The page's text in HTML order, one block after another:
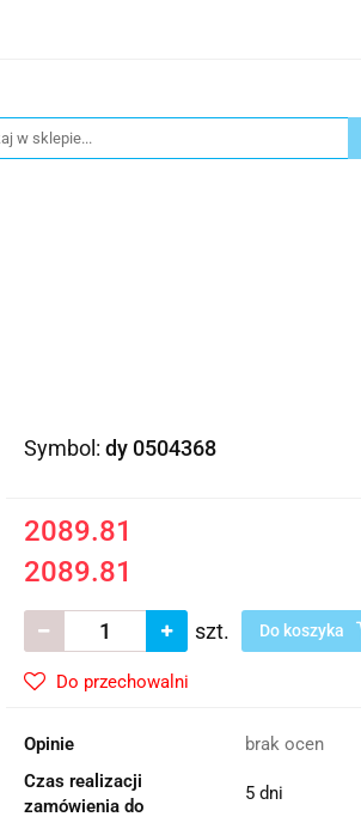
Kontakt
Symbol: dy 0504368
2089.81
2089.81
szt. Do koszyka
Do przechowalni
Opinie
brak ocen
Czas realizacji
zamówienia do
5 dni